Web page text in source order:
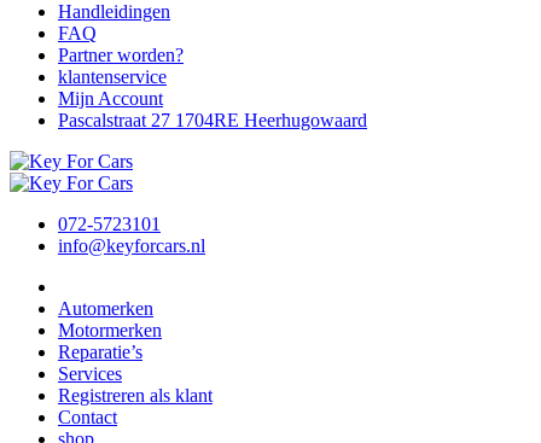
Handleidingen
FAQ
Partner worden?
klantenservice
Mijn Account
Pascalstraat 27 1704RE Heerhugowaard
072-5723101
info@keyforcars.nl
Automerken
Motormerken
Reparatie’s
Services
Registreren als klant
Contact
shop